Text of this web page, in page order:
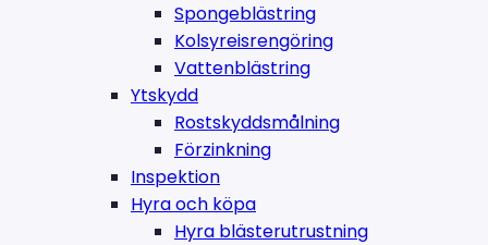
Spongeblästring
Kolsyreisrengöring
Vattenblästring
Ytskydd
Rostskyddsmålning
Förzinkning
Inspektion
Hyra och köpa
Hyra blästerutrustning